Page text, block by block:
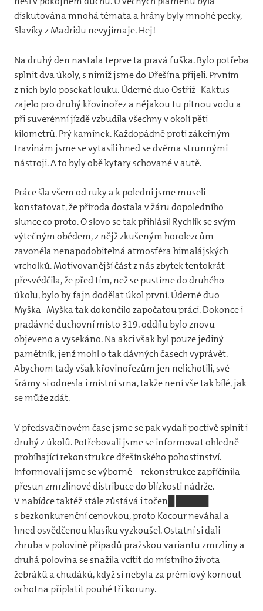
diskutována mnohá témata a hrány byly mnohé pecky,
Slavíky z Madridu nevyjímaje. Hej!
Na druhý den nastala teprve ta pravá fuška. Bylo potřeba
splnit dva úkoly, s nimiž jsme do Dřešína přijeli. Prvním
z nich bylo posekat louku. Úderné duo Ostříž–Kaktus
zajelo pro druhý křovinořez a nějakou tu pitnou vodu a
při suverénní jízdě vzbudila všechny v okolí pěti
kilometrů. Prý kamínek. Každopádně proti zákeřným
travinám jsme se vytasili hned se dvěma strunnými
nástroji. A to byly obě kytary schované v autě.
Práce šla všem od ruky a k poledni jsme museli
konstatovat, že příroda dostala v žáru dopoledního
slunce co proto. O slovo se tak přihlásil Rychlík se svým
výtečným obědem, z nějž zkušeným horolezcům
zavoněla nenapodobitelná atmosféra himalájských
vrcholků. Motivovanější část z nás zbytek tentokrát
přesvědčila, že před tím, než se pustíme do druhého
úkolu, bylo by fajn dodělat úkol první. Úderné duo
Myška–Myška tak dokončilo započatou práci. Dokonce i
pradávné duchovní místo 319. oddílu bylo znovu
objeveno a vysekáno. Na akci však byl pouze jediný
pamětník, jenž mohl o tak dávných časech vyprávět.
Abychom tady však křovinořezům jen nelichotili, své
šrámy si odnesla i místní srna, takže není vše tak bílé, jak
se může zdát.
V předsvačinovém čase jsme se pak vydali poctivě splnit i
druhý z úkolů. Potřebovali jsme se informovat ohledně
probíhající rekonstrukce dřešínského pohostinství.
Informovali jsme se výborně – rekonstrukce zapříčinila
přesun zmrzlinové distribuce do blízkosti nádrže.
V nabídce taktéž stále zůstává i točen█ █████
s bezkonkurenční cenovkou, proto Kocour neváhal a
hned osvědčenou klasiku vyzkoušel. Ostatní si dali
zhruba v polovině případů pražskou variantu zmrzliny a
druhá polovina se snažila vcítit do místního života
žebráků a chudáků, když si nebyla za prémiový kornout
ochotna připlatit pouhé tři koruny.